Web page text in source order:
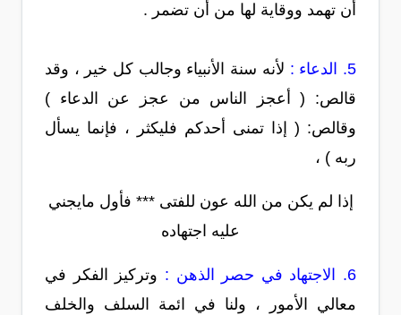
أن تهمد ووقاية لها من أن تضمر .
5. الدعاء :
لأنه سنة الأنبياء وجالب كل خير ، وقد
قالص: ( أعجز الناس من عجز عن الدعاء )
وقالص: ( إذا تمنى أحدكم فليكثر ، فإنما يسأل
ربه ) ،
إذا لم يكن من الله عون للفتى *** فأول مايجني
عليه اجتهاده
6. الاجتهاد في حصر الذهن :
وتركيز الفكر في
معالي الأمور ، ولنا في ائمة السلف والخلف